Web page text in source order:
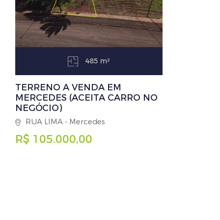
485 m²
TERRENO A VENDA EM
MERCEDES (ACEITA CARRO NO
NEGÓCIO)
RUA LIMA - Mercedes
R$ 105.000,00